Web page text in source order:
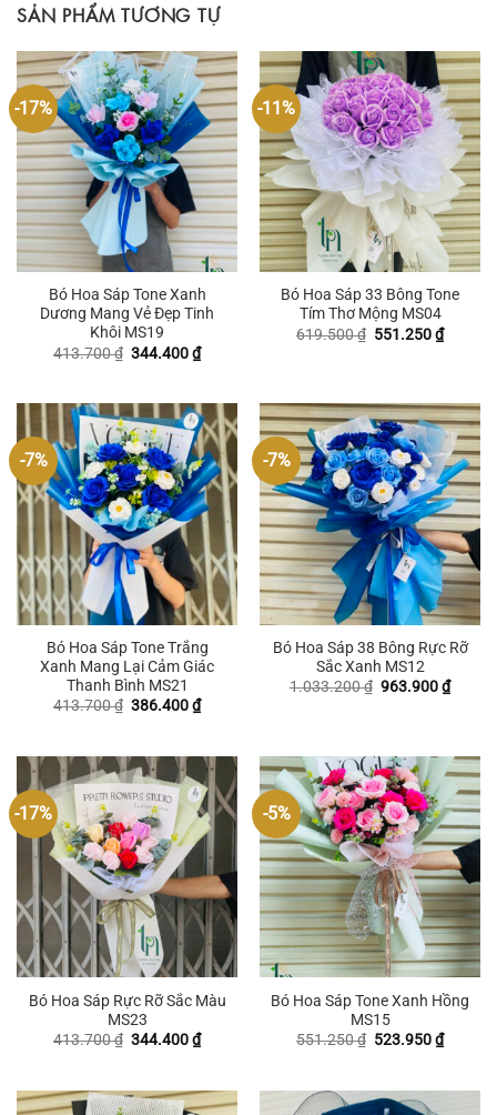
SẢN PHẨM TƯƠNG TỰ
-17%
Bó Hoa Sáp Tone Xanh
Dương Mang Vẻ Đẹp Tinh
Khôi MS19
413.700₫ Giá
344.400₫Giá
hiện
344.400 ₫.
-11%
Bó Hoa Sáp 33 Bông Tone
Tím Thơ Mộng MS04
619.500₫ Giá
551.250₫Giá
hiện
-7%
Bó Hoa Sáp Tone Trắng
Xanh Mang Lại Cảm Giác
Thanh Bình MS21
413.700₫ Giá
386.400₫Giá
hiện
386.400 ₫.
-7%
Bó Hoa Sáp 38 Bông Rực Rỡ
Sắc Xanh MS12
1.033.200₫ Giá
963.900₫Giá
hiện
-17%
Bó Hoa Sáp Rực Rỡ Sắc Màu
MS23
413.700₫ Giá
344.400₫Giá
hiện
344.400 ₫.
-5%
Bó Hoa Sáp Tone Xanh Hồng
MS15
551.250₫ Giá
523.950₫Giá
hiện